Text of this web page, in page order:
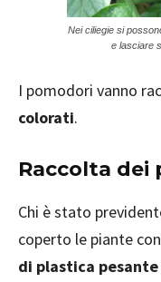
Nei ciliegie si
e lasciare
I pomodori vanno
colorati.
Raccolta
Chi è stato
coperto le piante
di plastica pesante